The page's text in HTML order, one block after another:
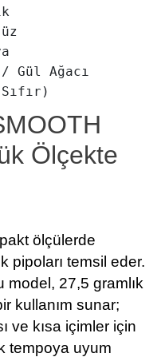
Ağacı
Ölçekte
ölçülerde
pipoları temsil eder.
model, 27,5 gramlık
kullanım sunar;
ve kısa içimler için
tempoya uyum